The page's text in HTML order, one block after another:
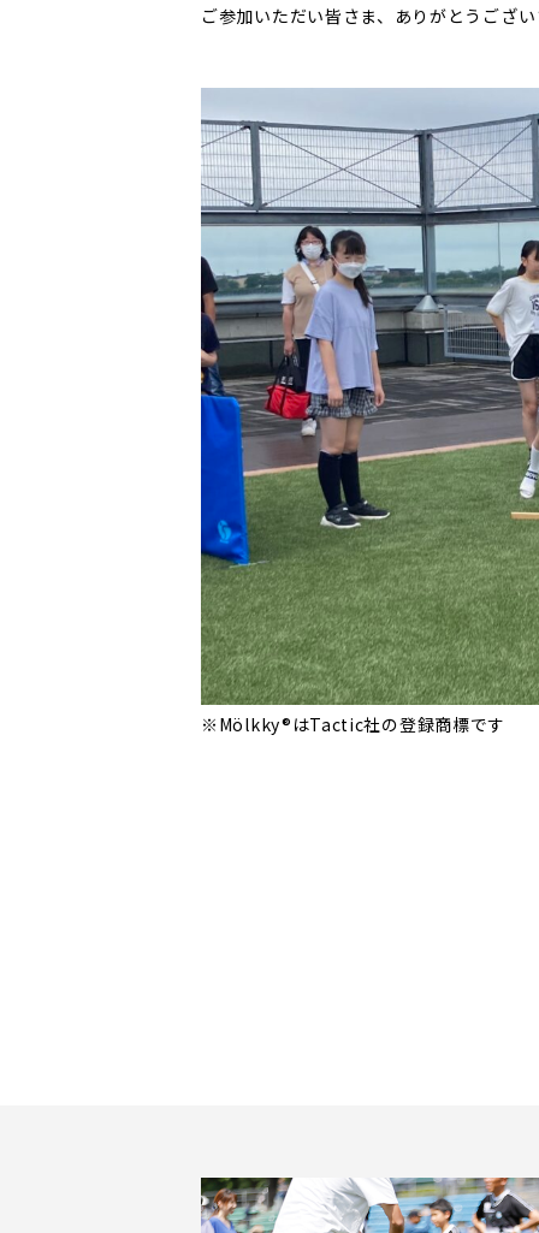
ご参加いただい皆さま、ありがとうござ
※Mölkky®はTactic社の登録商標です